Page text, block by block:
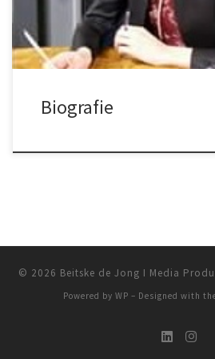
propedeuse […]
Biografie
© 2026 Beitske de Jong I Media
Powered by WP – Designed with